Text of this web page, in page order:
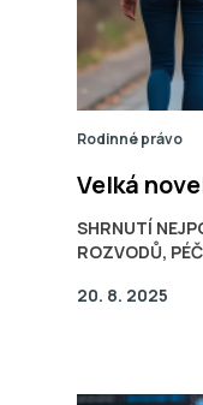
Rodinné právo
Velká
SHRNUTÍ
ROZVODŮ,
20. 8. 2025